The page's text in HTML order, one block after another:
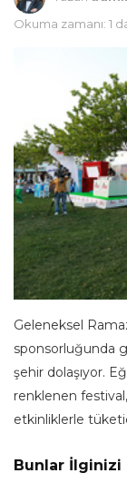
Okuma zamanı: 1
Geleneksel
sponsorluğunda
şehir dolaşıyor.
renklenen
etkinliklerle
Bunlar İlginizi